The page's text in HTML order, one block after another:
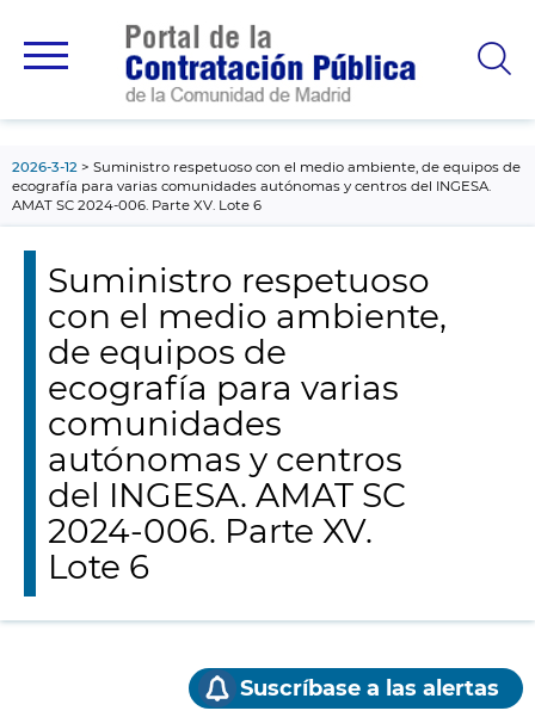
principal
2026-3-12
Suministro respetuoso con el medio ambiente, de equipos de
ecografía para varias comunidades autónomas y centros del INGESA.
AMAT SC 2024-006. Parte XV. Lote 6
Suministro respetuoso
con el medio ambiente,
de equipos de
ecografía para varias
comunidades
autónomas y centros
del INGESA. AMAT SC
2024-006. Parte XV.
Lote 6
Suscríbase a las alertas